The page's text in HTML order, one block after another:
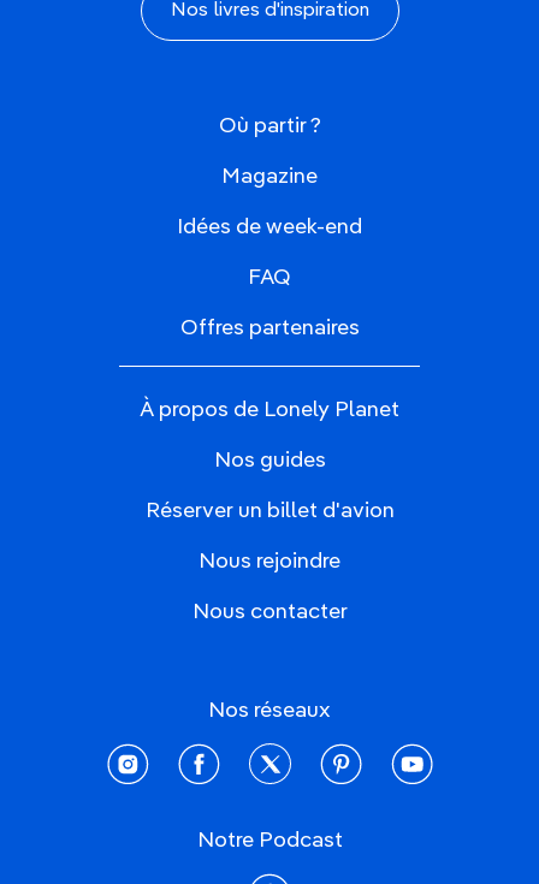
Nos livres d'inspiration
Où partir ?
Magazine
Idées de week-end
FAQ
Offres partenaires
À propos de Lonely Planet
Nos guides
Réserver un billet d'avion
Nous rejoindre
Nous contacter
Nos réseaux
instagramfacebooktwitter pinterestyoutube
Notre Podcast